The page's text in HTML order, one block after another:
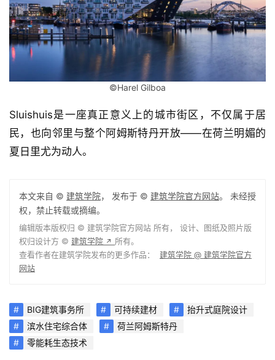
©Harel Gilboa
Sluishuis是一座真正意义上的城市街区，不仅属于居
民，也向邻里与整个阿姆斯特丹开放——在荷兰明媚的
夏日里尤为动人。
本文来自 © 建筑学院， 发布于 © 建筑学院官方网站。 未经授
权，禁止转载或摘编。
编辑版本版权归 © 建筑学院官方网站 所有， 设计、图纸及照片版
权归设计方 © 建筑学院 ↗ 所有。
查看作者在建筑学院发布的更多作品： 建筑学院 @ 建筑学院官方
网站
BIG建筑事务所 可持续建材
抬升式庭院设计
滨水住宅综合体
荷兰阿姆斯特丹
零能耗生态技术